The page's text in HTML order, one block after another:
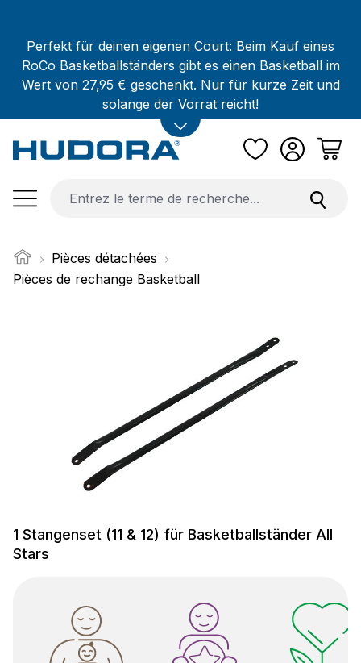
Perfekt für deinen eigenen Court: Beim Kauf eines
RoCo Basketballständers gibt es einen Basketball im
Wert von 27,95 € geschenkt. Nur für kurze Zeit und
solange der Vorrat reicht!
Pièces détachées
Pièces de rechange Basketball
1 Stangenset (11 & 12) für Basketballständer All
Stars